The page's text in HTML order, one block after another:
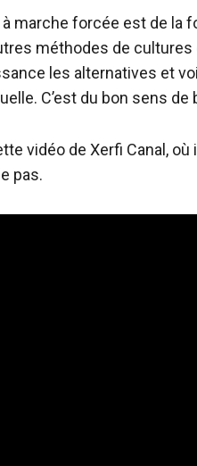
marche forcée est de la
méthodes de
les alternatives et
C’est du bon sens de
vidéo de Xerfi Canal,
pas.